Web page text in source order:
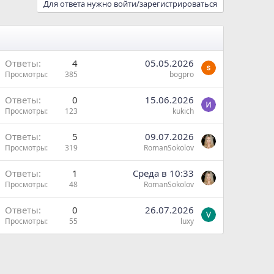
Для ответа нужно войти/зарегистрироваться
Ответы 4
Просмотры 385
05.05.2026
bogpro
Ответы 0
Просмотры 123
15.06.2026
kukich
Ответы 5
Просмотры 319
09.07.2026
RomanSokolov
Ответы 1
Просмотры 48
Среда в 10:33
RomanSokolov
Ответы 0
Просмотры 55
26.07.2026
luxy